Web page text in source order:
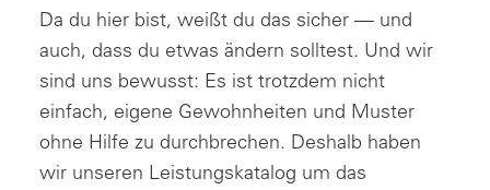
Da du hier bist, weißt du das sicher — und
auch, dass du etwas ändern solltest. Und wir
sind uns bewusst: Es ist trotzdem nicht
einfach, eigene Gewohnheiten und Muster
ohne Hilfe zu durchbrechen. Deshalb haben
wir unseren Leistungskatalog um das